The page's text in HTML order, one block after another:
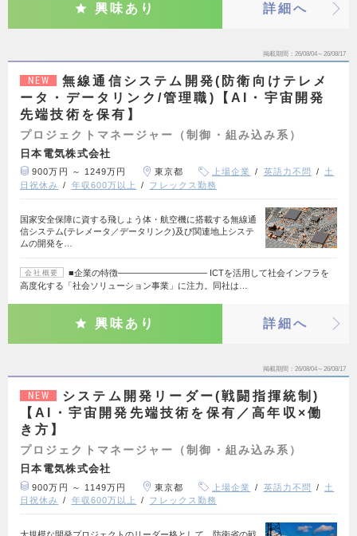
興味あり 詳細へ
掲載期間 26/08/04～26/08/17
NEW
無線通信システム開発(防衛向けテレメ
ータ・データリンク/管理職)【AI・宇宙開発
先端技術を保有】
プロジェクトマネージャー（制御・組み込み系）
日本電気株式会社
900万円 ～ 1249万円 東京都 上場企業 英語力不問
土
日祝休み
年収600万以上 フレックス勤務
国家安全保障に資する飛しょう体・航空機に搭載する無線通
信システム(テレメータ／データリンク)及び関連地上システ
ムの開発を…
会社概要
■企業の特徴────────────── ICTを活用して社会インフラを
高度化する「社会ソリューション事業」に注力。同社は…
興味あり 詳細へ
掲載期間 26/08/04～26/08/17
NEW
システム開発リーダー(戦闘指揮統制)
【AI・宇宙開発先端技術を保有／高年収×働
き方】
プロジェクトマネージャー（制御・組み込み系）
日本電気株式会社
900万円 ～ 1149万円 東京都 上場企業 英語力不問
土
日祝休み
年収600万以上 フレックス勤務